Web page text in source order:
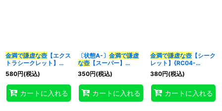
金満で謙虚な壺 【エクス
トラシークレット】
{RC04-JP067}《魔
法》
580円(税込)
カートに入れる
〔状態A-〕 金満で謙虚
な壺【スーパー】
{BLVO-JP065}《魔
法》
350円(税込)
カートに入れる
金満で謙虚な壺【シーク
レット】{RC04-
JP067}《魔法》
380円(税込)
カートに入れる